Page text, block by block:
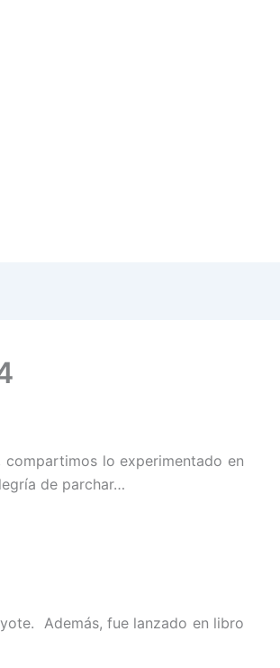
lo experimentado en
de parchar…
Además, fue lanzado en libro